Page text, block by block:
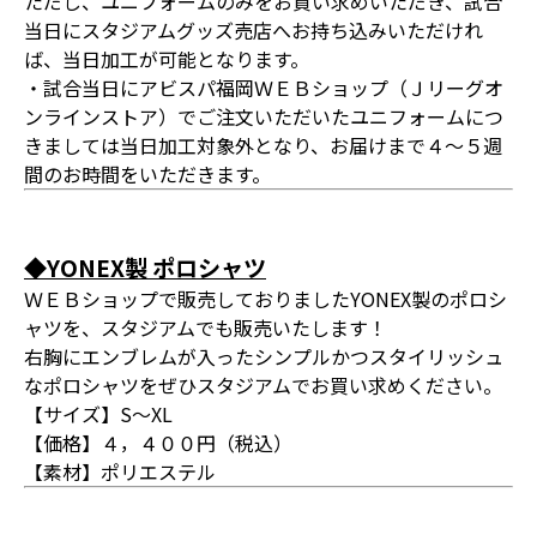
当日にスタジアムグッズ売店へお持ち込みいただけれ
ば、当日加工が可能となります。
・試合当日にアビスパ福岡ＷＥＢショップ（Ｊリーグオ
ンラインストア）でご注文いただいたユニフォームにつ
きましては当日加工対象外となり、お届けまで４～５週
間のお時間をいただきます。
◆YONEX製 ポロシャツ
ＷＥＢショップで販売しておりましたYONEX製のポロシ
ャツを、スタジアムでも販売いたします！
右胸にエンブレムが入ったシンプルかつスタイリッシュ
なポロシャツをぜひスタジアムでお買い求めください。
【サイズ】S～XL
【価格】４，４００円（税込）
【素材】ポリエステル